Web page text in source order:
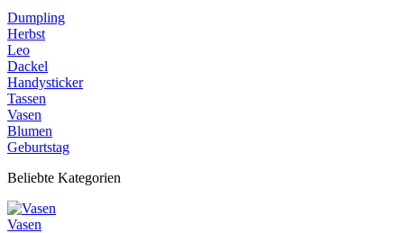
Dumpling
Herbst
Leo
Dackel
Handysticker
Tassen
Vasen
Blumen
Geburtstag
Beliebte Kategorien
Vasen